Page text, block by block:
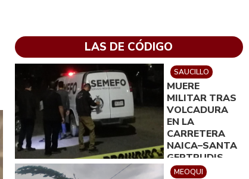
LAS DE CÓDIGO
SAUCILLO
MUERE
MILITAR TRAS
VOLCADURA
EN LA
CARRETERA
NAICA–SANTA
GERTRUDIS
MEOQUI